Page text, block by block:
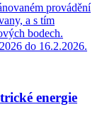
provádění
a s tím
bodech.
do 16.2.2026.
energie